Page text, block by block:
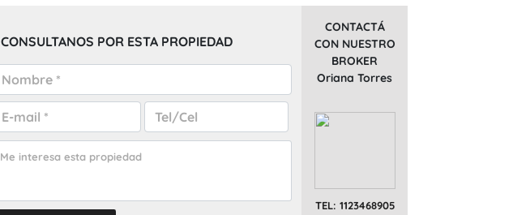
CONSULTANOS POR ESTA PROPIEDAD
CONTACTÁ
CON NUESTRO
BROKER
Oriana Torres
TEL: 1123468905